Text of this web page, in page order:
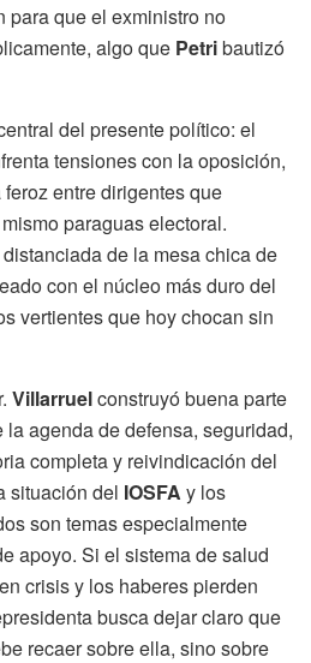
para que el exministro no
algo que Petribautizó
del presente político: el
tensiones con la oposición,
entre dirigentes que
paraguas electoral.
de la mesa chica de
con el núcleo más duro del
vertientes que hoy chocan sin
Villarruelconstruyó buena parte
agenda de defensa, seguridad,
completa y reivindicación del
situación del IOSFA y los
son temas especialmente
apoyo. Si el sistema de salud
crisis y los haberes pierden
busca dejar claro que
recaer sobre ella, sino sobre